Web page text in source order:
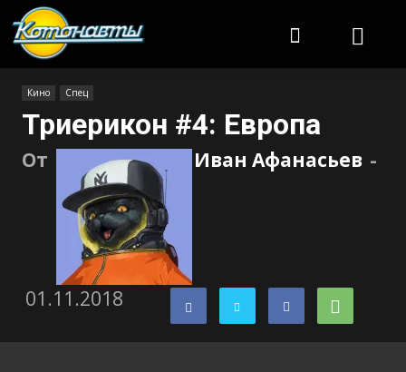
Кино Спец
Триерикон #4: Европа
От Иван Афанасьев -
01.11.2018